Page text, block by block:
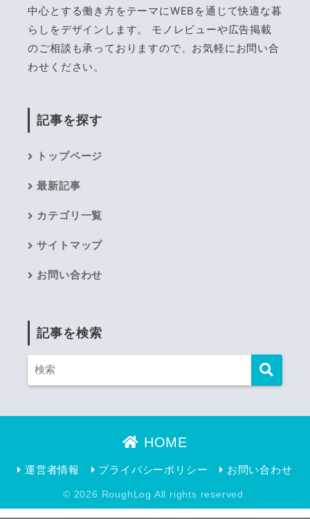
中心とする働き方をテーマにWEBを通じて快適な暮
らしをデザインします。 モノレビューや広告掲載
のご相談も承っておりますので、お気軽にお問い合
わせください。
記事を探す
トップページ
最新記事
カテゴリ一覧
サイトマップ
お問い合わせ
記事を検索
HOME
運営者情報 プライバシーポリシー お問い合わせ
© 2026 RoughLog All rights reserved.